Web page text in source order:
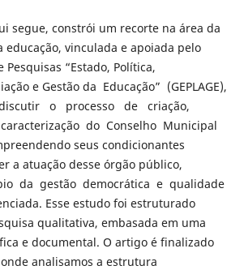
segue, constrói um recorte na área da
educação, vinculada e apoiada pelo
Pesquisas “Estado, Política,
e Gestão da Educação” (GEPLAGE),
o processo de criação,
do Conselho Municipal
seus condicionantes
a atuação desse órgão público,
da gestão democrática e qualidade
Esse estudo foi estruturado
qualitativa, embasada em uma
e documental. O artigo é finalizado
analisamos a estrutura